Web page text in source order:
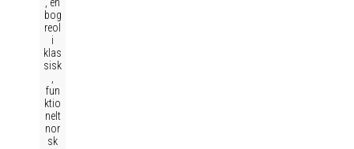
bog
reol
i
klas
sisk
fun
ktio
nelt
nor
sk